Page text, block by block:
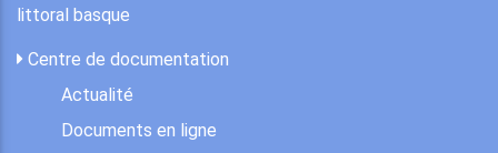
littoral basque
Centre de documentation
Actualité
Documents en ligne